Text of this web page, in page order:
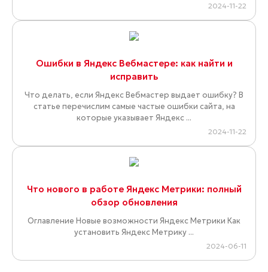
2024-11-22
Ошибки в Яндекс Вебмастере: как найти и
исправить
Что делать, если Яндекс Вебмастер выдает ошибку? В
статье перечислим самые частые ошибки сайта, на
которые указывает Яндекс ...
2024-11-22
Что нового в работе Яндекс Метрики: полный
обзор обновления
Оглавление Новые возможности Яндекс Метрики Как
установить Яндекс Метрику ...
2024-06-11